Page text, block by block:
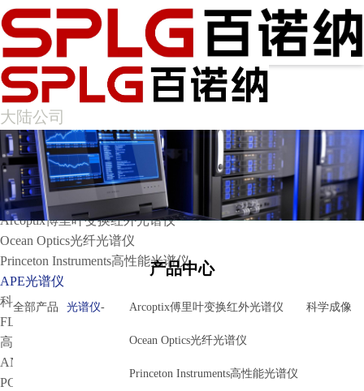
大陆公司
✕
首页
产品中心
光谱仪
Arcoptix傅里叶变换红外光谱仪
Ocean Optics光纤光谱仪
Princeton Instruments高性能光谱仪
APE光谱仪
科学成像
FLIM相机
高灵敏相机
ANDOR
PCO
产品中心
全部产品 光谱仪- Arcoptix傅里叶变换红外光谱仪
Ocean Optics光纤光谱仪
Princeton Instruments高性能光谱仪
科学成像